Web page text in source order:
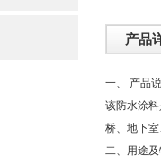
产品
一、 产品
该防水涂
桥、地下
二、用途